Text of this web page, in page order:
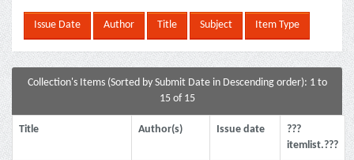
Collection's Items (Sorted by Submit Date in Descending order): 1 to
15 of 15
Title Author(s) Issue date
???
itemlist.???